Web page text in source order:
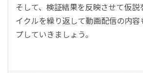
そして、検証結果を反映させて仮
イクルを繰り返して動画配信の内容
プしていきましょう。